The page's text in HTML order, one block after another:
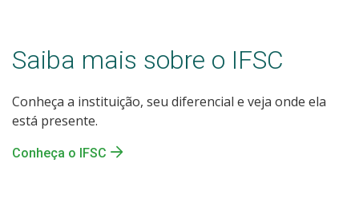
Certificação do ensino médio
Quero trabalhar no IFSC
Quero ser fornecedor do IFSC
Saiba mais sobre o IFSC
Conheça a instituição, seu diferencial e veja onde ela
está presente.
Conheça o IFSC